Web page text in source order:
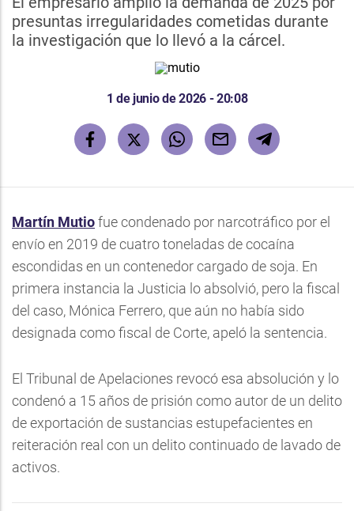
presuntas irregularidades cometidas durante
la investigación que lo llevó a la cárcel.
1 de junio de 2026 - 20:08
Martín Mutiofue condenado por narcotráfico por el
envío en 2019 de cuatro toneladas de cocaína
escondidas en un contenedor cargado de soja. En
primera instancia la Justicia lo absolvió, pero la fiscal
del caso, Mónica Ferrero, que aún no había sido
designada como fiscal de Corte, apeló la sentencia.
El Tribunal de Apelaciones revocó esa absolución y lo
condenó a 15 años de prisión como autor de un delito
de exportación de sustancias estupefacientes en
reiteración real con un delito continuado de lavado de
activos.